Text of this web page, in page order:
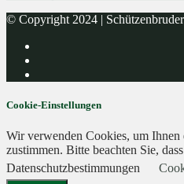
© Copyright 2024 |
Cookie-Einstellungen
Wir verwenden Cookies, um Ihnen
zustimmen. Bitte beachten Sie,
Datenschutzbestimmungen